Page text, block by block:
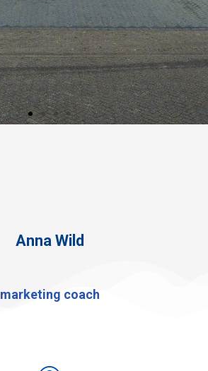
Anna Wild
marketing coach